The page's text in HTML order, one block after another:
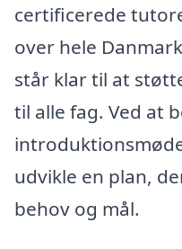
certificerede
over hele
står klar til at
til alle fag. Ved at
udvikle en plan,
behov og mål.